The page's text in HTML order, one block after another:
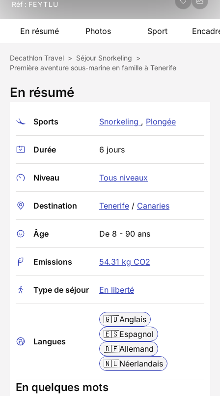
Réf : FEYTLU
En résumé Photos Sport
Decathlon Travel > Séjour Snorkeling >
Première aventure sous-marine en famille à Tenerife
En résumé
Sports Snorkeling , Plongée
Durée 6 jours
Niveau Tous niveaux
Destination Tenerife / Canaries
Âge De 8 - 90 ans
Emissions 54.31 kg CO2
Type de séjour En liberté
Langues
🇬🇧Anglais
🇪🇸Espagnol
🇩🇪Allemand
🇳🇱Néerlandais
En quelques mots